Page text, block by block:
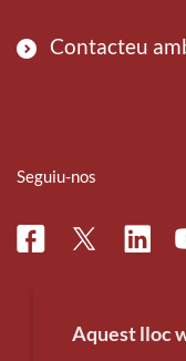
Contacteu
Seguiu-nos
FacebookTwitter
Aquest lloc